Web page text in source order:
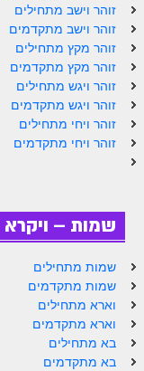
הזוהר הקדוש ויחי מתחילים
הזוהר הקדוש ויחי מתקדמים
ספר הזוהר – שמות
הזוהר הקדוש שמות מתחילים
הזוהר הקדוש שמות מתקדמים
הזוהר הקדוש וארא מתקדמים
הזוהר הקדוש בא מתקדמים
הזוהר הקדוש בשלח מתחילים
זוהר וישב מתחילים
זוהר וישב מתקדמים
זוהר מקץ מתחילים
זוהר מקץ מתקדמים
זוהר ויגש מתחילים
זוהר ויגש מתקדמים
זוהר ויחי מתחילים
זוהר ויחי מתקדמים
שמות – ויקרא
שמות מתחילים
שמות מתקדמים
וארא מתחילים
וארא מתקדמים
בא מתחילים
בא מתקדמים